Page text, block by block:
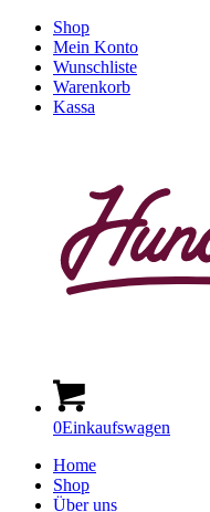
Shop
Mein Konto
Wunschliste
Warenkorb
Kassa
0Einkaufswagen
Home
Shop
Über uns